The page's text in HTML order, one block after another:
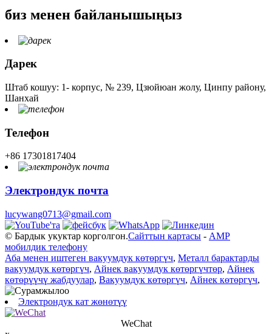
биз менен байланышыңыз
Дарек
Штаб кошуу: 1- корпус, № 239, Цзюйюан жолу, Цинпу району,
Шанхай
Телефон
+86 17301817404
Электрондук почта
lucywang0713@gmail.com
© Бардык укуктар корголгон.Сайттын картасы - AMP
мобилдик телефону
Аба менен иштеген вакуумдук көтөргүч, Металл барактарды
вакуумдук көтөргүч, Айнек вакуумдук көтөргүчтөр, Айнек
көтөрүүчү жабдуулар, Вакуумдук көтөргүч, Айнек көтөргүч,
Электрондук кат жөнөтүү
WeChat